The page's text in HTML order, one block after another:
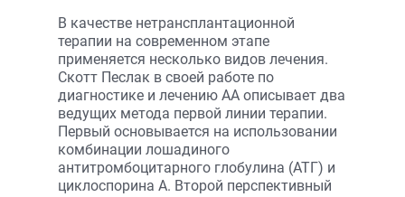
В качестве нетрансплантационной
терапии на современном этапе
применяется несколько видов лечения.
Скотт Песлак в своей работе по
диагностике и лечению АА описывает два
ведущих метода первой линии терапии.
Первый основывается на использовании
комбинации лошадиного
антитромбоцитарного глобулина (АТГ) и
циклоспорина А. Второй перспективный